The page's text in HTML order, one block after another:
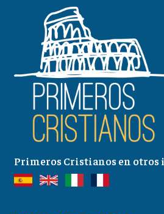
Primeros Cristianos en otros